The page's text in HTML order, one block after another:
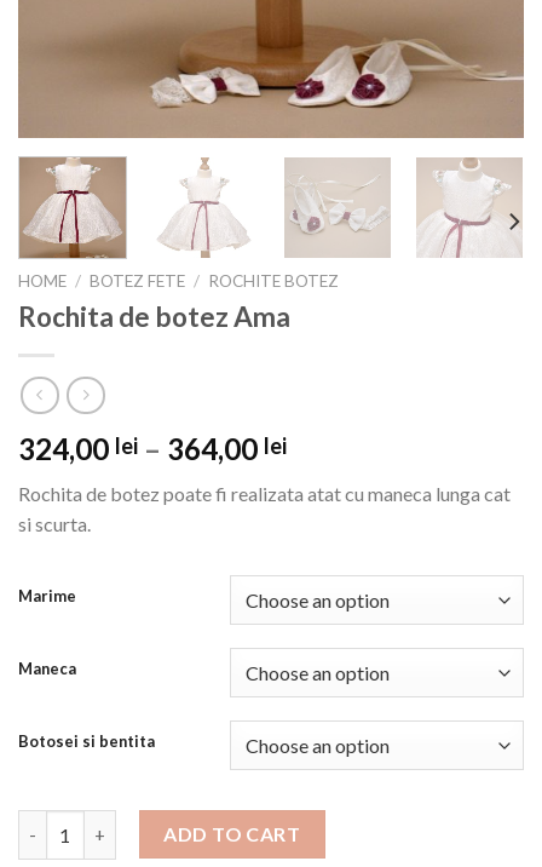
HOME / BOTEZ FETE / ROCHITE BOTEZ
Rochita de botez Ama
324,00 lei – 364,00 lei
Rochita de botez poate fi realizata atat cu maneca lunga cat
si scurta.
Marime
Maneca
Botosei si bentita
Rochita de botez Ama quantity
ADD TO CART